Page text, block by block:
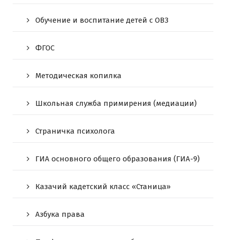
Обучение и воспитание детей с ОВЗ
ФГОС
Методическая копилка
Школьная служба примирения (медиации)
Страничка психолога
ГИА основного общего образования (ГИА-9)
Казачий кадетский класс «Станица»
Азбука права